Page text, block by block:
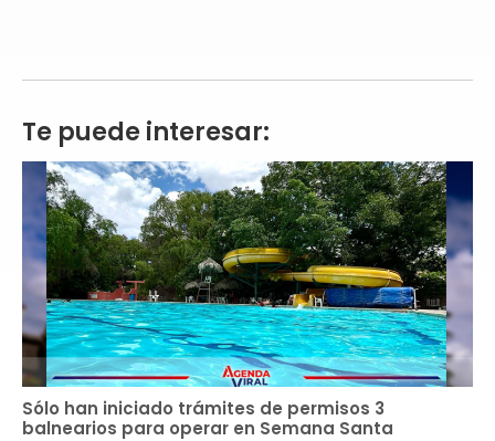
Te puede interesar:
Sólo han iniciado trámites de permisos 3
balnearios para operar en Semana Santa